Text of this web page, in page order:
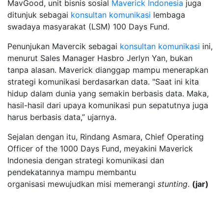
MavGood, unit bisnis sosial Maverick Indonesia juga
ditunjuk sebagai konsultan komunikasi lembaga
swadaya masyarakat (LSM) 100 Days Fund.
Penunjukan Mavercik sebagai konsultan komunikasi ini,
menurut Sales Manager Hasbro Jerlyn Yan, bukan
tanpa alasan. Maverick dianggap mampu menerapkan
strategi komunikasi berdasarkan data. "Saat ini kita
hidup dalam dunia yang semakin berbasis data. Maka,
hasil-hasil dari upaya komunikasi pun sepatutnya juga
harus berbasis data,” ujarnya.
Sejalan dengan itu, Rindang Asmara, Chief Operating
Officer of the 1000 Days Fund, meyakini Maverick
Indonesia dengan strategi komunikasi dan
pendekatannya mampu membantu
organisasi mewujudkan misi memerangi stunting. (jar)